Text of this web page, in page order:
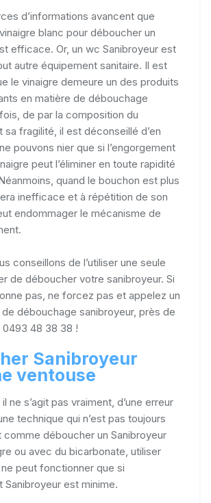
d’informations avancent que
blanc pour déboucher un
efficace. Or, un wc Sanibroyeur est
autre équipement sanitaire. Il est
le vinaigre demeure un des produits
en matière de débouchage
de par la composition du
sa fragilité, il est déconseillé d’en
pouvons nier que si l’engorgement
peut l’éliminer en toute rapidité
quand le bouchon est plus
inefficace et à répétition de son
endommager le mécanisme de
conseillons de l’utiliser une seule
de déboucher votre sanibroyeur. Si
pas, ne forcez pas et appelez un
débouchage sanibroyeur, près de
48 38 38 !
Sanibroyeur
ventouse
ne s’agit pas vraiment, d’une erreur
technique qui n’est pas toujours
déboucher un Sanibroyeur
ou avec du bicarbonate, utiliser
peut fonctionner que si
Sanibroyeur est minime.